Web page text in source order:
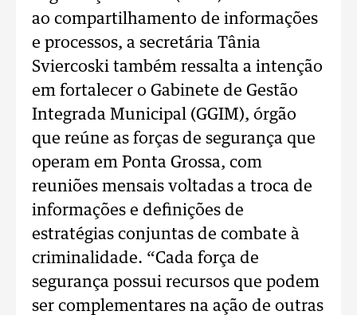
ao compartilhamento de informações
e processos, a secretária Tânia
Sviercoski também ressalta a intenção
em fortalecer o Gabinete de Gestão
Integrada Municipal (GGIM), órgão
que reúne as forças de segurança que
operam em Ponta Grossa, com
reuniões mensais voltadas a troca de
informações e definições de
estratégias conjuntas de combate à
criminalidade. “Cada força de
segurança possui recursos que podem
ser complementares na ação de outras